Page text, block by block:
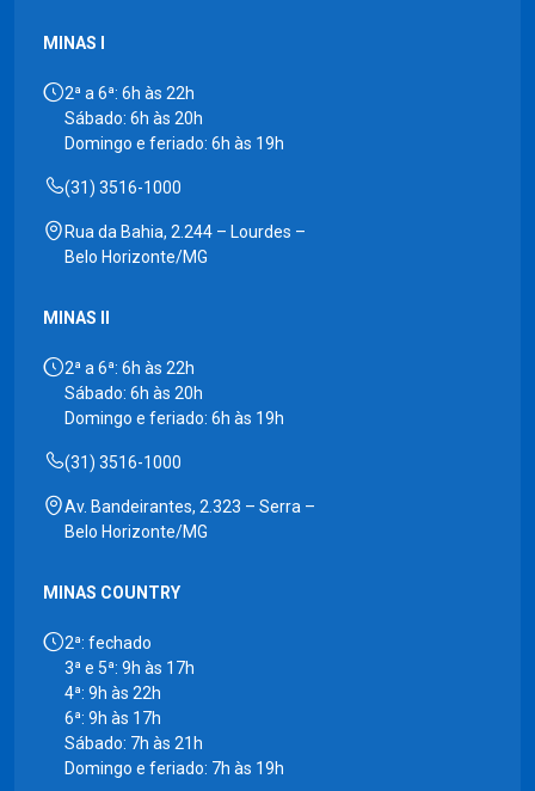
MINAS I
2ª a 6ª: 6h às 22h
Sábado: 6h às 20h
Domingo e feriado: 6h às 19h
(31) 3516-1000
Rua da Bahia, 2.244 – Lourdes –
Belo Horizonte/MG
MINAS II
2ª a 6ª: 6h às 22h
Sábado: 6h às 20h
Domingo e feriado: 6h às 19h
(31) 3516-1000
Av. Bandeirantes, 2.323 – Serra –
Belo Horizonte/MG
MINAS COUNTRY
2ª: fechado
3ª e 5ª: 9h às 17h
4ª: 9h às 22h
6ª: 9h às 17h
Sábado: 7h às 21h
Domingo e feriado: 7h às 19h